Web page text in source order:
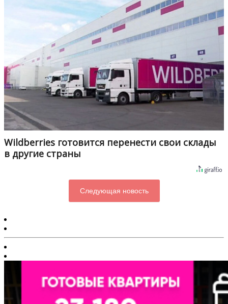
Wildberries готовится перенести свои склады
в другие страны
Следующая новость